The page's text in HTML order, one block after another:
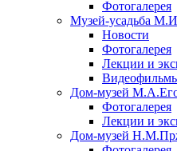
Фотогалерея
Музей-усадьба
Новости
Фотогалерея
Лекции и
Дом-музей
Фотогалерея
Лекции и
Дом-музей